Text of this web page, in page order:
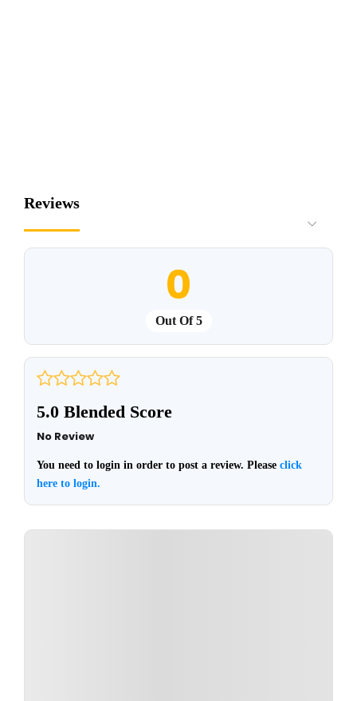
Reviews
0
Out Of 5
5.0 Blended Score
No Review
You need to login in order to post a review. Please click
here to login.